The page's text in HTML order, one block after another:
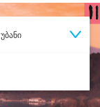
უბანი